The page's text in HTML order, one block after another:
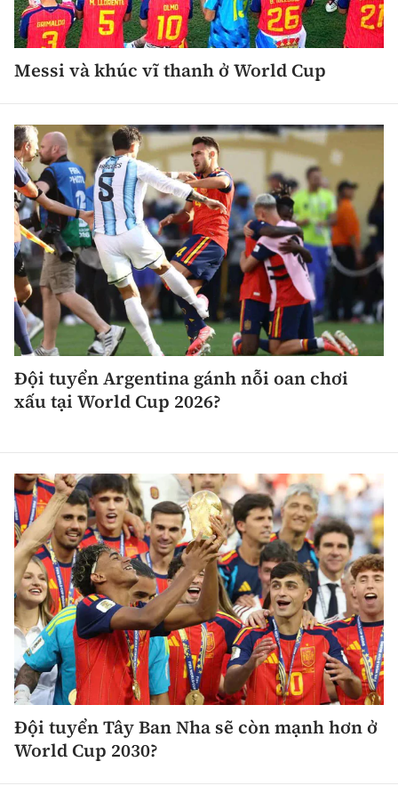
Messi và khúc vĩ thanh ở World Cup
Đội tuyển Argentina gánh nỗi oan chơi
xấu tại World Cup 2026?
Đội tuyển Tây Ban Nha sẽ còn mạnh hơn ở
World Cup 2030?